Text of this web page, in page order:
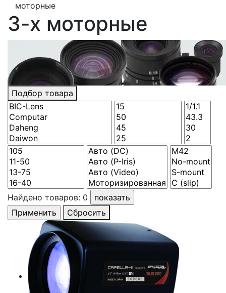
моторные
3-х моторные
Подбор товара
Найдено товаров: 0
Сбросить